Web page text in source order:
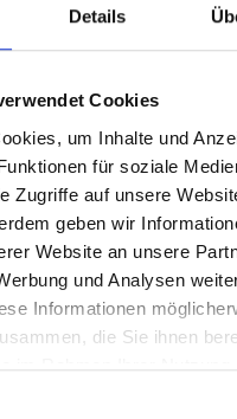
Details
Cookies
um Inhalte und
für soziale
Zugriffe auf unsere
geben wir
Website an unsere
und Analysen
Informationen
die Sie ihnen
im Rahmen Ihrer Nutzung
so konzipiert, dass
Vorlage zeigt,
zu
des
ohne das
große
und Strategien
die Formatierung